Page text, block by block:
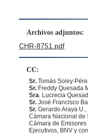
Archivos adjuntos:
CHR-8751.pdf
CC:
Sr. Tomás Soley
Sr. Freddy Quesada
Sra. Lucrecia
Sr. José Francisco
Sr. Gerardo Araya
Cámara Nacional de
Cámara de Emisores
Ejecutivos, BNV y